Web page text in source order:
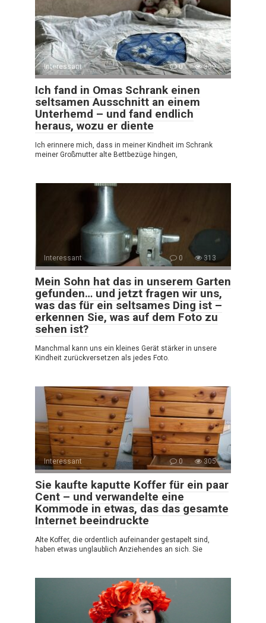
Interessant 0 359
Ich fand in Omas Schrank einen
seltsamen Ausschnitt an einem
Unterhemd – und fand endlich
heraus, wozu er diente
Ich erinnere mich, dass in meiner Kindheit im Schrank
meiner Großmutter alte Bettbezüge hingen,
Interessant 0 313
Mein Sohn hat das in unserem Garten
gefunden… und jetzt fragen wir uns,
was das für ein seltsames Ding ist –
erkennen Sie, was auf dem Foto zu
sehen ist?
Manchmal kann uns ein kleines Gerät stärker in unsere
Kindheit zurückversetzen als jedes Foto.
Interessant 0 305
Sie kaufte kaputte Koffer für ein paar
Cent – und verwandelte eine
Kommode in etwas, das das gesamte
Internet beeindruckte
Alte Koffer, die ordentlich aufeinander gestapelt sind,
haben etwas unglaublich Anziehendes an sich. Sie